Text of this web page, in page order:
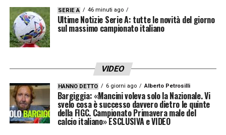
SERIE A 46 minuti ago
Ultime Notizie Serie A: tutte le novità del giorno
sul massimo campionato italiano
VIDEO
HANNO DETTO 6 giorni ago Alberto Petrosilli
Bargiggia: «Mancini voleva solo la Nazionale. Vi
svelo cosa è successo davvero dietro le quinte
della FIGC. Campionato Primavera male del
calcio italiano» ESCLUSIVA e VIDEO